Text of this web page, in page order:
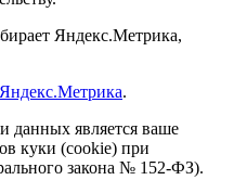
Яндекс.Метрика,
.
данных является ваше
куки (cookie) при
закона № 152-ФЗ).